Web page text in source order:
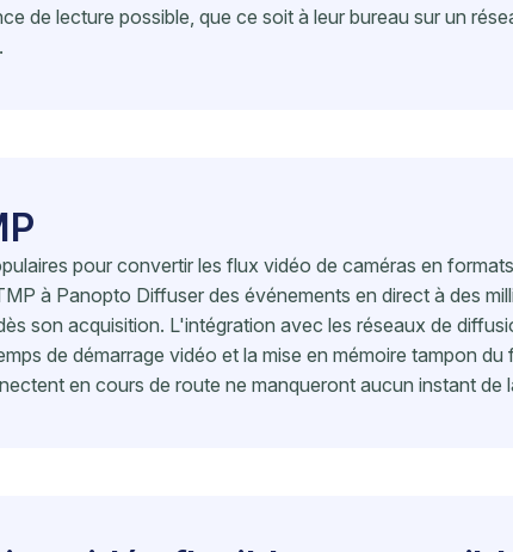
de lecture possible, que ce soit à leur bureau sur un
pour convertir les flux vidéo de caméras en
à Panopto Diffuser des événements en direct à des
son acquisition. L'intégration avec les réseaux de
de démarrage vidéo et la mise en mémoire tampon
en cours de route ne manqueront aucun instant de